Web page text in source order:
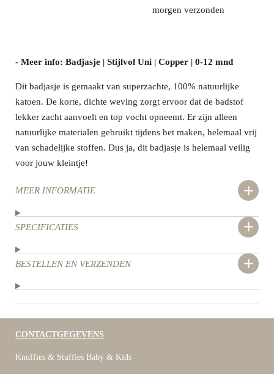
morgen verzonden
- Meer info: Badjasje | Stijlvol Uni | Copper | 0-12 mnd
Dit badjasje is gemaakt van superzachte, 100% natuurlijke
katoen. De korte, dichte weving zorgt ervoor dat de badstof
lekker zacht aanvoelt en top vocht opneemt. Er zijn alleen
natuurlijke materialen gebruikt tijdens het maken, helemaal vrij
van schadelijke stoffen. Dus ja, dit badjasje is helemaal veilig
voor jouw kleintje!
MEER INFORMATIE
SPECIFICATIES
BESTELLEN EN VERZENDEN
CONTACTGEGEVENS
Knuffies & Stuffies Baby & Kids